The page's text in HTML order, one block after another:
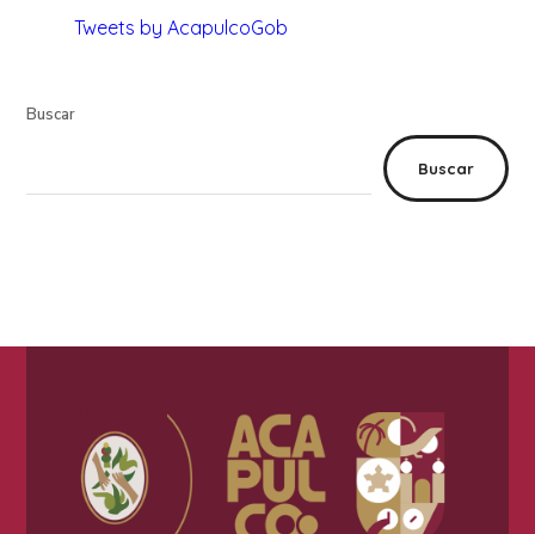
Tweets by AcapulcoGob
Buscar
Buscar